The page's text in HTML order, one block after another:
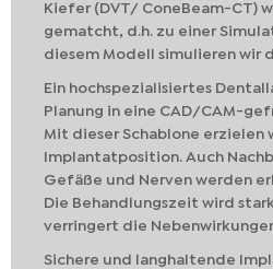
Kiefer (DVT/ ConeBeam-CT)
gematcht, d.h. zu einer
diesem Modell simulieren wir
Ein hochspezialisiertes
Planung in eine CAD/CAM-
Mit dieser Schablone erzielen
Implantatposition. Auch
Gefäße und Nerven werden
Die Behandlungszeit wird
verringert die
Sichere und langhaltende